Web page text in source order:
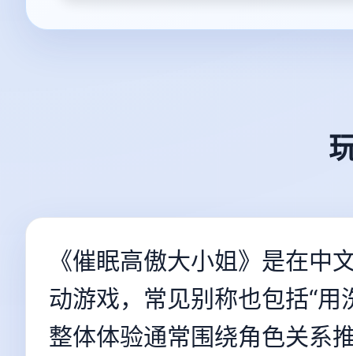
《催眠高傲大小姐》是在中
动游戏，常见别称也包括“
整体体验通常围绕角色关系